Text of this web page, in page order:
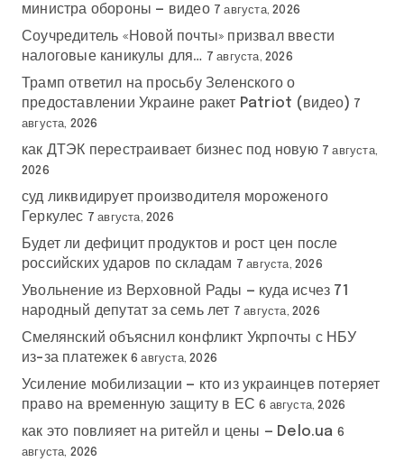
министра обороны — видео 7 августа, 2026
Соучредитель «Новой почты» призвал ввести
налоговые каникулы для… 7 августа, 2026
Трамп ответил на просьбу Зеленского о
предоставлении Украине ракет Patriot (видео) 7
августа, 2026
как ДТЭК перестраивает бизнес под новую 7 августа,
2026
суд ликвидирует производителя мороженого
Геркулес 7 августа, 2026
Будет ли дефицит продуктов и рост цен после
российских ударов по складам 7 августа, 2026
Увольнение из Верховной Рады — куда исчез 71
народный депутат за семь лет 7 августа, 2026
Смелянский объяснил конфликт Укрпочты с НБУ
из-за платежек 6 августа, 2026
Усиление мобилизации — кто из украинцев потеряет
право на временную защиту в ЕС 6 августа, 2026
как это повлияет на ритейл и цены — Delo.ua 6
августа, 2026